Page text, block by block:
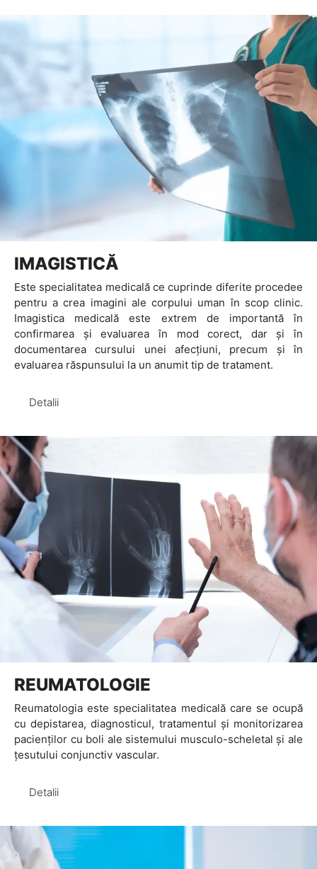
IMAGISTICĂ
Este specialitatea medicală ce cuprinde diferite procedee
pentru a crea imagini ale corpului uman în scop clinic.
Imagistica medicală este extrem de importantă în
confirmarea și evaluarea în mod corect, dar și în
documentarea cursului unei afecțiuni, precum și în
evaluarea răspunsului la un anumit tip de tratament.
Detalii
REUMATOLOGIE
Reumatologia este specialitatea medicală care se ocupă
cu depistarea, diagnosticul, tratamentul și monitorizarea
pacienților cu boli ale sistemului musculo-scheletal și ale
țesutului conjunctiv vascular.
Detalii